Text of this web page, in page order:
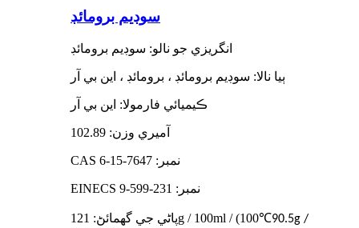
سوڊيم برومائڊ
انگريزي جو نالو: سوڊيم برومائڊ
ٻيا نالا: سوڊيم برومائڊ ، برومائڊ ، اين بي آر
ڪيميائي فارمولا: اين بي آر
آميري وزن: 102.89
CAS نمبر: 7647-15-6
EINECS نمبر: 231-599-9
پاڻي جي گهمائڻ: 121g / 100ml / (100℃90.5g /